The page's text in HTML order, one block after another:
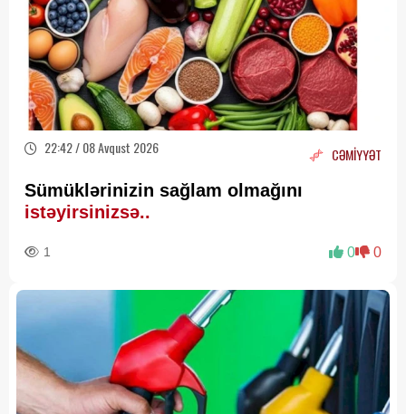
22:42 / 08 Avqust 2026 CƏMİYYƏT
Sümüklərinizin sağlam olmağını
istəyirsinizsə..
1 0 0